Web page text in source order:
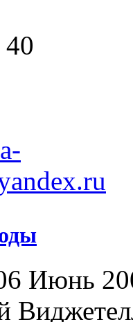
Июнь